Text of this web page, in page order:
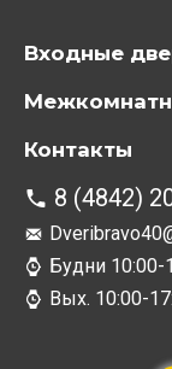
Входные
Контакты
8 (4842)
Будни 10:00-
Вых. 10:00-